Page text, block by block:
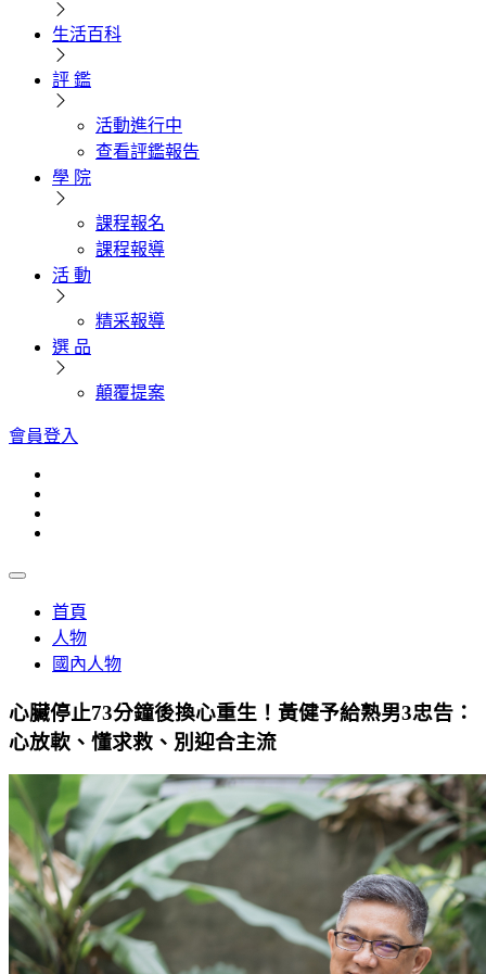
生活百科
評 鑑
活動進行中
查看評鑑報告
學 院
課程報名
課程報導
活 動
精采報導
選 品
顛覆提案
會員登入
首頁
人物
國內人物
心臟停止73分鐘後換心重生！黃健予給熟男3忠告：
心放軟、懂求救、別迎合主流